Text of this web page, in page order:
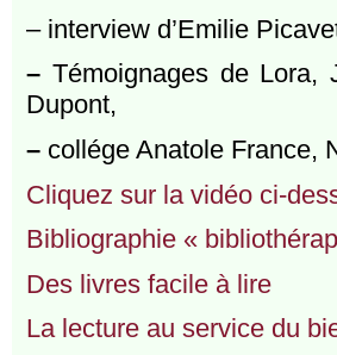
– interview d’Emilie
–Témoignages de Lora,
Dupont,
–collége Anatole France,
Cliquez sur la vidéo ci-
Bibliographie «
Des livres facile à lire
La lecture au service du